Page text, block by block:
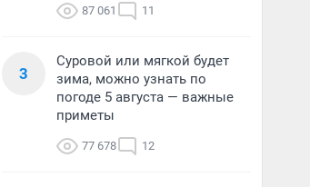
87 061 11
3
Суровой или мягкой будет
зима, можно узнать по
погоде 5 августа — важные
приметы
77 678 12